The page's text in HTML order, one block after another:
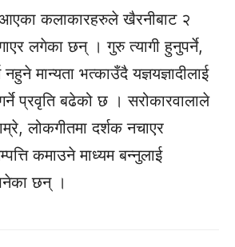
आएका कलाकारहरुले खैरनीबाट २
लगेका छन् । गुरु त्यागी हुनुपर्ने,
नहुने मान्यता भत्काउँदै यज्ञयज्ञादीलाई
प्रवृति बढेको छ । सरोकारवालाले
लोकगीतमा दर्शक नचाएर
कमाउने माध्यम बन्नुलाई
छन् ।